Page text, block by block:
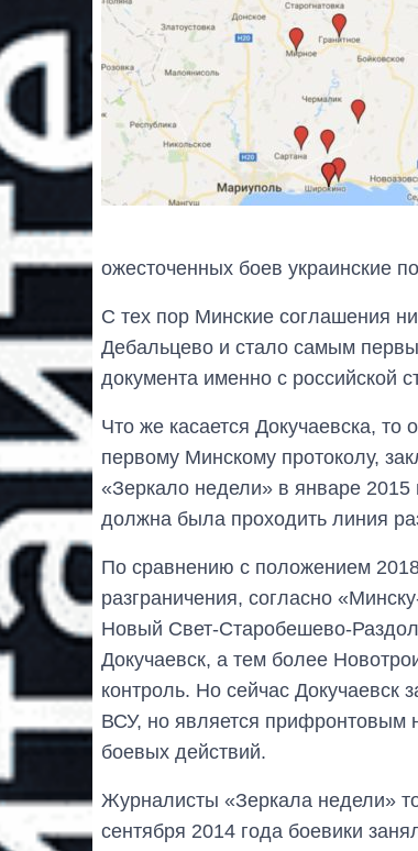
ожесточенных боев украинские
С тех пор Минские соглашения
Дебальцево и стало самым
документа именно с российской
Что же касается Докучаевска,
первому Минскому протоколу,
«Зеркало недели» в январе
должна была проходить линия
По сравнению с положением
разграничения, согласно
Новый Свет-Старобешево-
Докучаевск, а тем более
контроль. Но сейчас Докучаевск
ВСУ, но является прифронтовым
боевых действий.
Журналисты «Зеркала недели»
сентября 2014 года боевики